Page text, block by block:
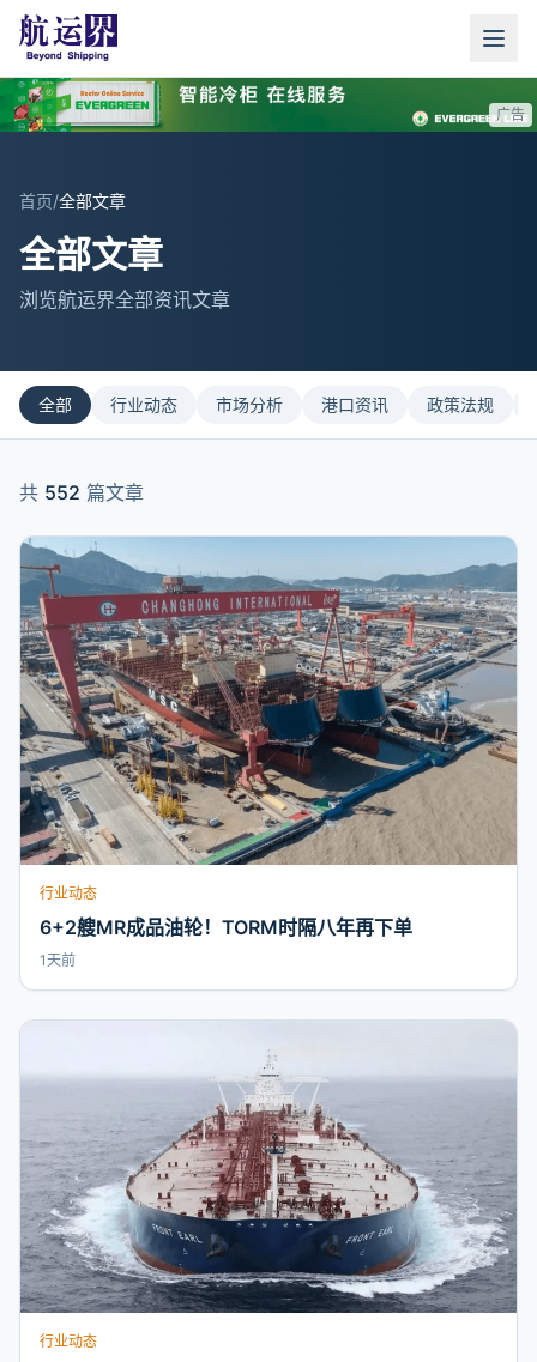
广告
首页/全部文章
全部文章
浏览航运界全部资讯文章
全部 行业动态 市场分析 港口资讯 政策法规
共 552 篇文章
行业动态
6+2艘MR成品油轮！TORM时隔八年再下单
1天前
行业动态